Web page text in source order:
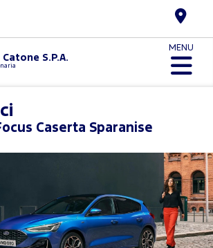
Catone S.P.A.
MENU
Caserta Sparanise